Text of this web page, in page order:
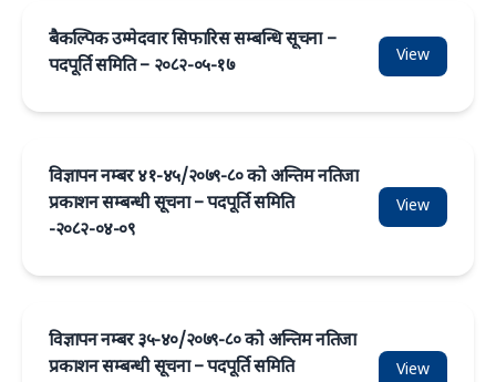
बैकल्पिक उम्मेदवार सिफारिस सम्बन्धि सूचना –
पदपूर्ति समिति – २०८२-०५-१७
View
विज्ञापन नम्बर ४१-४५/२०७९-८० को अन्तिम नतिजा
प्रकाशन सम्बन्धी सूचना – पदपूर्ति समिति
-२०८२-०४-०९
View
विज्ञापन नम्बर ३५-४०/२०७९-८० को अन्तिम नतिजा
प्रकाशन सम्बन्धी सूचना – पदपूर्ति समिति
View